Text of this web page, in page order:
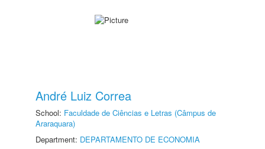
André Luiz Correa
School: Faculdade de Ciências e Letras (Câmpus de
Araraquara)
Department: DEPARTAMENTO DE ECONOMIA